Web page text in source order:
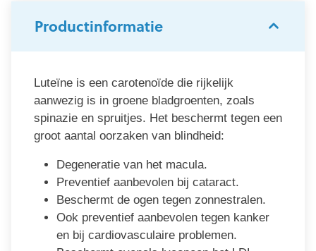
Productinformatie
Luteïne is een carotenoïde die rijkelijk
aanwezig is in groene bladgroenten, zoals
spinazie en spruitjes. Het beschermt tegen een
groot aantal oorzaken van blindheid:
Degeneratie van het macula.
Preventief aanbevolen bij cataract.
Beschermt de ogen tegen zonnestralen.
Ook preventief aanbevolen tegen kanker
en bij cardiovasculaire problemen.